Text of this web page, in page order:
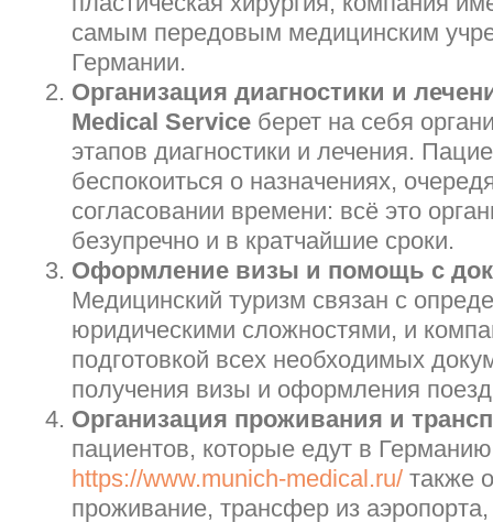
самым передовым медицинским
Германии.
Организация диагностики и
Medical Service берет на себя
этапов диагностики и лечения.
беспокоиться о назначениях,
согласовании времени: всё это
безупречно и в кратчайшие сроки.
Оформление визы и помощь с
Медицинский туризм связан с
юридическими сложностями, и
подготовкой всех необходимых
получения визы и оформления
Организация проживания и
пациентов, которые едут в
https://www.munich-medical.ru/ также
проживание, трансфер из